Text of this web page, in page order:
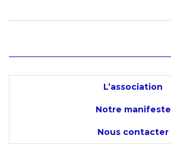
L’association
Notre manifeste
Nous contacter